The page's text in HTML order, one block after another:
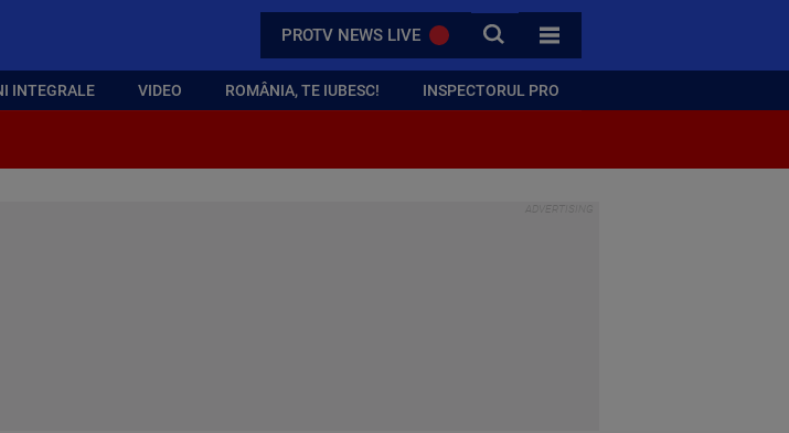
PROTV NEWS LIVE CAUTA
TOATE CATEGORIILE
INTEGRALE VIDEO ROMÂNIA, TE IUBESC! INSPECTORUL PRO